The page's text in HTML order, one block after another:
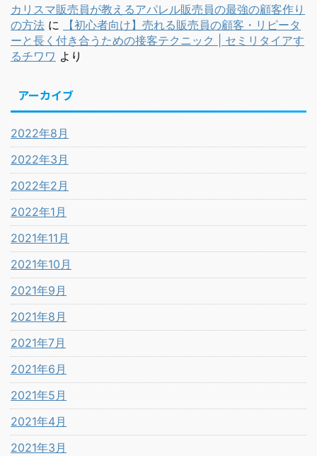
カリスマ販売員が教えるアパレル販売員の最強の顧客作り
の方法 に
【初心者向け】売れる販売員の顧客・リピータ
ーと長く付き合うための接客テクニック | セミリタイアす
るチワワ より
アーカイブ
2022年8月
2022年3月
2022年2月
2022年1月
2021年11月
2021年10月
2021年9月
2021年8月
2021年7月
2021年6月
2021年5月
2021年4月
2021年3月